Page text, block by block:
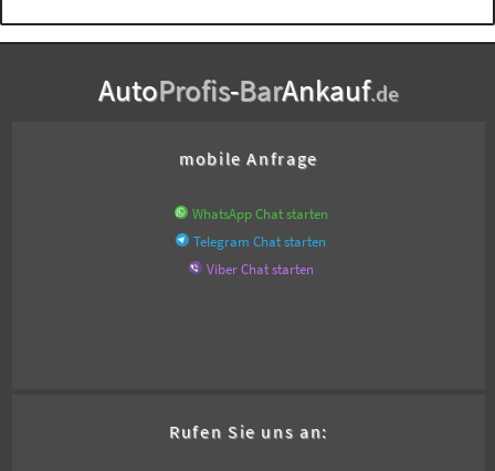
AutoProfis-BarAnkauf.de
mobile Anfrage
WhatsApp Chat starten
Telegram Chat starten
Viber Chat starten
Rufen Sie uns an: